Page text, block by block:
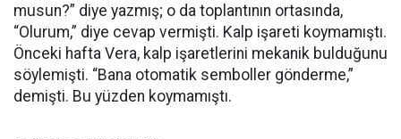
musun?” diye yazmış; o da toplantının ortasında,
“Olurum,” diye cevap vermişti. Kalp işareti koymamıştı.
Önceki hafta Vera, kalp işaretlerini mekanik bulduğunu
söylemişti. “Bana otomatik semboller gönderme,”
demişti. Bu yüzden koymamıştı.